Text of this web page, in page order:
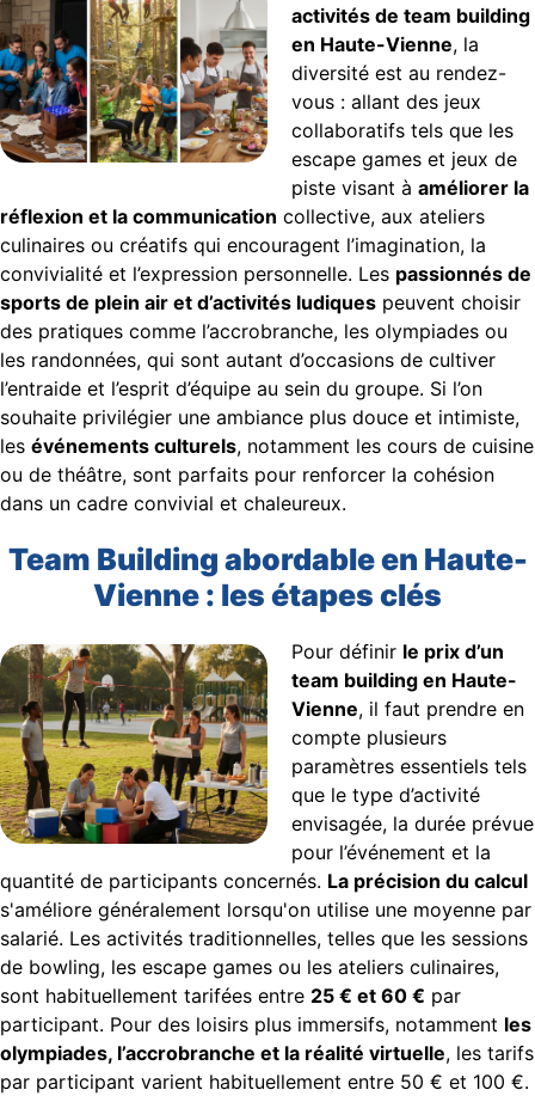
activités de team building
en Haute-Vienne, la
diversité est au rendez-
vous : allant des jeux
collaboratifs tels que les
escape games et jeux de
piste visant à améliorer la
réflexion et la communication collective, aux ateliers
culinaires ou créatifs qui encouragent l’imagination, la
convivialité et l’expression personnelle. Les passionnés de
sports de plein air et d’activités ludiques peuvent choisir
des pratiques comme l’accrobranche, les olympiades ou
les randonnées, qui sont autant d’occasions de cultiver
l’entraide et l’esprit d’équipe au sein du groupe. Si l’on
souhaite privilégier une ambiance plus douce et intimiste,
les événements culturels, notamment les cours de cuisine
ou de théâtre, sont parfaits pour renforcer la cohésion
dans un cadre convivial et chaleureux.
Team Building abordable en Haute-
Vienne : les étapes clés
Pour définir le prix d’un
team building en Haute-
Vienne, il faut prendre en
compte plusieurs
paramètres essentiels tels
que le type d’activité
envisagée, la durée prévue
pour l’événement et la
quantité de participants concernés. La précision du calcul
s'améliore généralement lorsqu'on utilise une moyenne par
salarié. Les activités traditionnelles, telles que les sessions
de bowling, les escape games ou les ateliers culinaires,
sont habituellement tarifées entre 25 € et 60 € par
participant. Pour des loisirs plus immersifs, notamment les
olympiades, l’accrobranche et la réalité virtuelle, les tarifs
par participant varient habituellement entre 50 € et 100 €.